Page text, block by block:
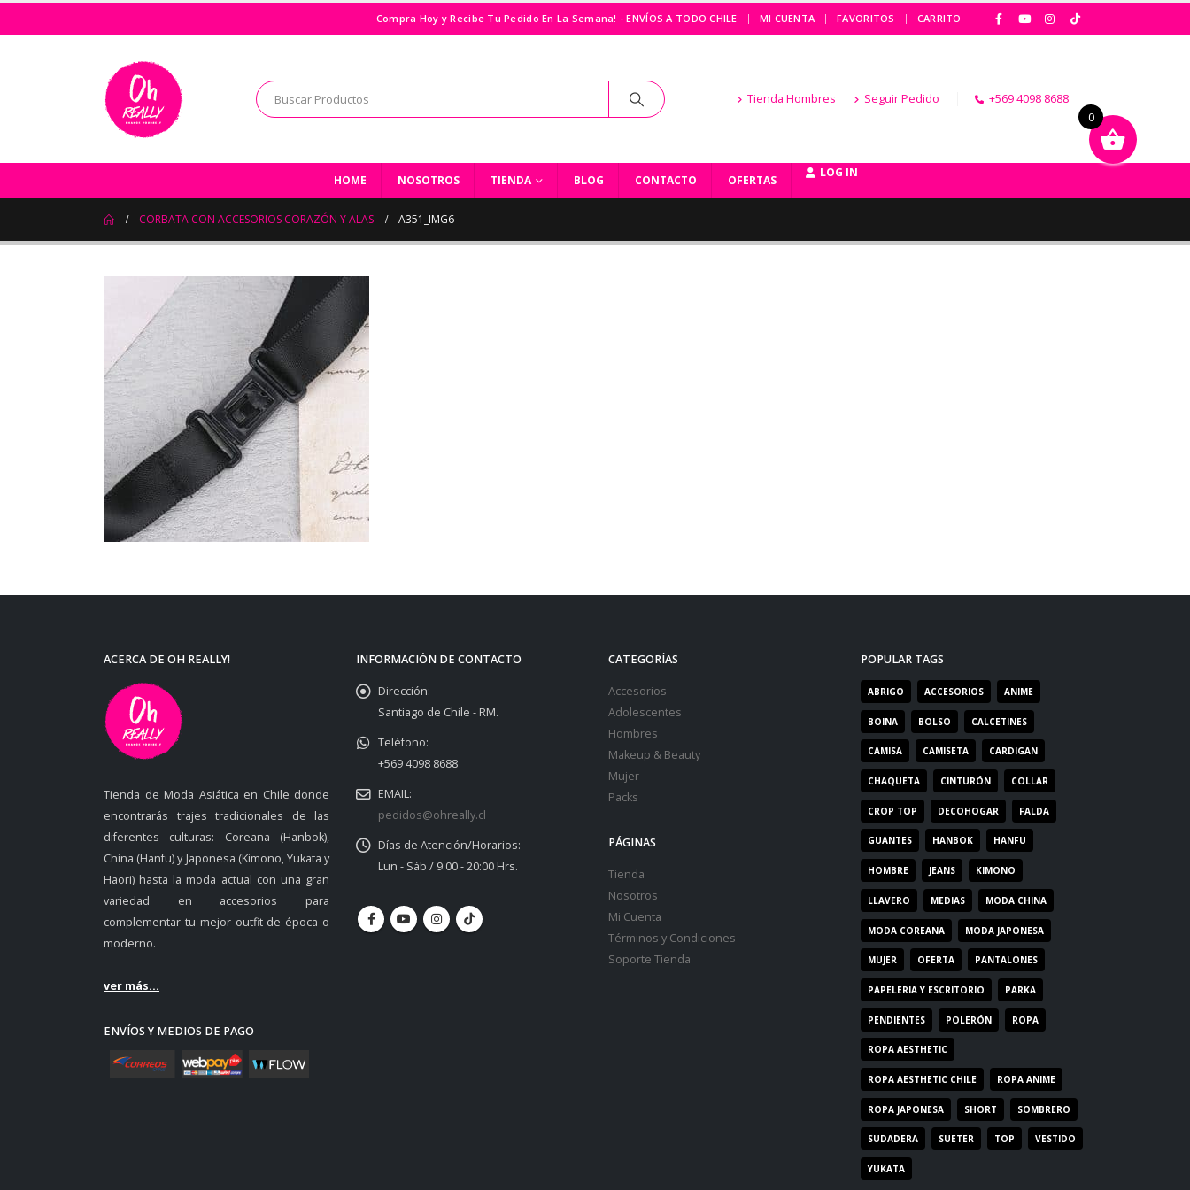
Compra Hoy y Recibe Tu Pedido En La Semana! - ENVÍOS A TODO CHILE | MI CUENTA FAVORITOS CARRITO |
Tienda Hombres Seguir Pedido +569 4098 8688
HOME NOSOTROS TIENDA BLOG CONTACTO OFERTAS
LOG IN
CORBATA CON ACCESORIOS CORAZÓN Y ALAS A351_IMG6
ACERCA DE OH REALLY!
Tienda de Moda Asiática en Chile donde
encontrarás trajes tradicionales de las
diferentes culturas: Coreana (Hanbok),
China (Hanfu) y Japonesa (Kimono, Yukata y
Haori) hasta la moda actual con una gran
variedad en accesorios para
complementar tu mejor outfit de época o
moderno.
ver más...
ENVÍOS Y MEDIOS DE PAGO
INFORMACIÓN DE CONTACTO
Dirección:
Santiago de Chile - RM.
Teléfono:
+569 4098 8688
EMAIL:
pedidos@ohreally.cl
Días de Atención/Horarios:
Lun - Sáb / 9:00 - 20:00 Hrs.
CATEGORÍAS
Accesorios
Adolescentes
Hombres
Makeup & Beauty
Mujer
Packs
PÁGINAS
Tienda
Nosotros
Mi Cuenta
Términos y Condiciones
Soporte Tienda
POPULAR TAGS
ABRIGO ACCESORIOS ANIME
BOINA BOLSO CALCETINES
CAMISA CAMISETA CARDIGAN
CHAQUETA CINTURÓN COLLAR
CROP TOP DECOHOGAR FALDA
GUANTES HANBOK HANFU
HOMBRE JEANS KIMONO
LLAVERO MEDIAS MODA CHINA
MODA COREANA MODA JAPONESA
MUJER OFERTA PANTALONES
PAPELERIA Y ESCRITORIO PARKA
PENDIENTES POLERÓN ROPA
ROPA AESTHETIC
ROPA AESTHETIC CHILE ROPA ANIME
ROPA JAPONESA SHORT SOMBRERO
SUDADERA SUETER TOP VESTIDO
YUKATA
0